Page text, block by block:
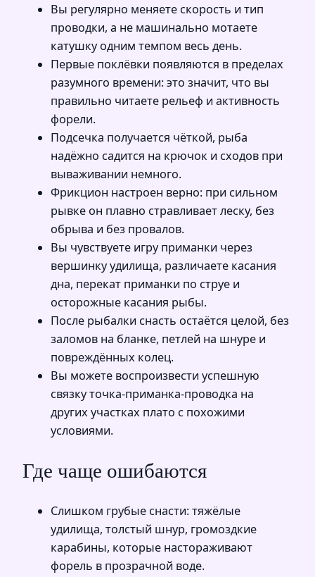
Вы регулярно меняете скорость и тип
проводки, а не машинально мотаете
катушку одним темпом весь день.
Первые поклёвки появляются в пределах
разумного времени: это значит, что вы
правильно читаете рельеф и активность
форели.
Подсечка получается чёткой, рыба
надёжно садится на крючок и сходов при
вываживании немного.
Фрикцион настроен верно: при сильном
рывке он плавно стравливает леску, без
обрыва и без провалов.
Вы чувствуете игру приманки через
вершинку удилища, различаете касания
дна, перекат приманки по струе и
осторожные касания рыбы.
После рыбалки снасть остаётся целой, без
заломов на бланке, петлей на шнуре и
повреждённых колец.
Вы можете воспроизвести успешную
связку точка-приманка-проводка на
других участках плато с похожими
условиями.
Где чаще ошибаются
Слишком грубые снасти: тяжёлые
удилища, толстый шнур, громоздкие
карабины, которые настораживают
форель в прозрачной воде.